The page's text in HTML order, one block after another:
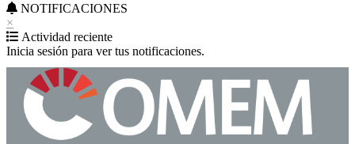
NOTIFICACIONES
×
Actividad reciente
Inicia sesión para ver tus notificaciones.